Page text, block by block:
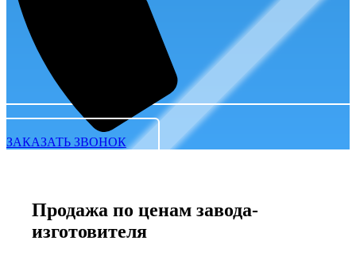
ЗАКАЗАТЬ ЗВОНОК
Продажа по ценам завода-
изготовителя